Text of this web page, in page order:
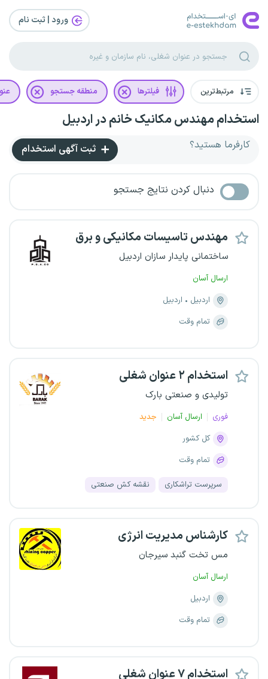
ورود | ثبت‌ نام
مرتبط‌ترین فیلترها منطقه جستجو
استخدام مهندس مکانیک خانم در اردبیل
کارفرما هستید؟ ثبت آگهی استخدام
دنبال کردن نتایج جستجو
مهندس تاسیسات مکانیکی و برق
ساختمانی پایدار سازان اردبیل
ارسال آسان
اردبیل
اردبیل
تمام وقت
استخدام ۲ عنوان شغلی
تولیدی و صنعتی بارک
فوری ارسال آسان
جدید
کل کشور
تمام وقت
سرپرست تراشکاری نقشه کش صنعتی
کارشناس مدیریت انرژی
مس تخت گنبد سیرجان
ارسال آسان
اردبیل
تمام وقت
استخدام ۷ عنوان شغلی